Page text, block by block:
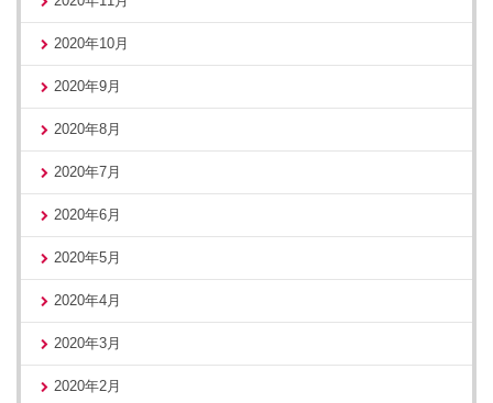
2020年10月
2020年9月
2020年8月
2020年7月
2020年6月
2020年5月
2020年4月
2020年3月
2020年2月